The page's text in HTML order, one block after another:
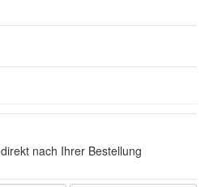
nach Ihrer Bestellung